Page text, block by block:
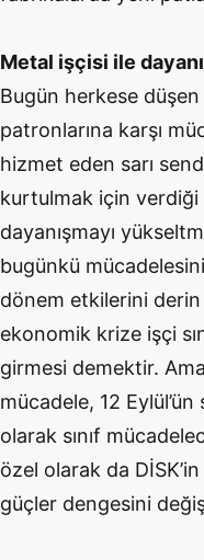
Metal işçisi ile
Bugün herkese
patronlarına karşı
hizmet eden sarı
kurtulmak için
dayanışmayı
bugünkü
dönem etkilerini
ekonomik krize işçi
girmesi demektir.
mücadele, 12
olarak sınıf
özel olarak da DİSK’in
güçler dengesini